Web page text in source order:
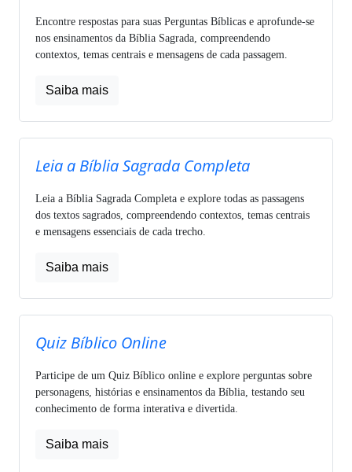
Encontre respostas para suas Perguntas Bíblicas e aprofunde-se
nos ensinamentos da Bíblia Sagrada, compreendendo
contextos, temas centrais e mensagens de cada passagem.
Saiba mais
Leia a Bíblia Sagrada Completa
Leia a Bíblia Sagrada Completa e explore todas as passagens
dos textos sagrados, compreendendo contextos, temas centrais
e mensagens essenciais de cada trecho.
Saiba mais
Quiz Bíblico Online
Participe de um Quiz Bíblico online e explore perguntas sobre
personagens, histórias e ensinamentos da Bíblia, testando seu
conhecimento de forma interativa e divertida.
Saiba mais